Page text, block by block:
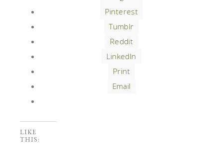
Pinterest
Tumblr
Reddit
LinkedIn
Print
Email
LIKE
THIS: